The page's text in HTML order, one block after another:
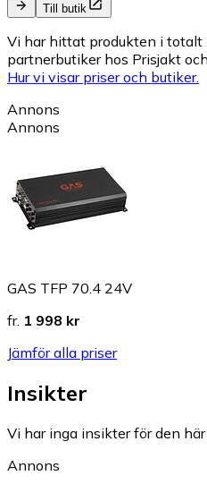
Till butik
Vi har hittat produkten i totalt
partnerbutiker hos Prisjakt
Hur vi visar priser och butiker.
Annons
Annons
GAS TFP 70.4 24V
fr. 1 998 kr
Jämför alla priser
Insikter
Vi har inga insikter för den
Annons